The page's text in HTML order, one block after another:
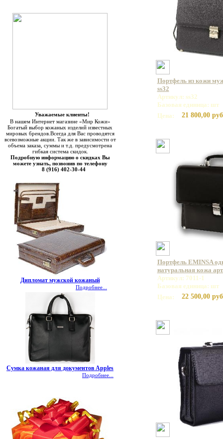
Уважаемые клиенты!
В нашем Интернет магазине «Мир Кожи»
Богатый выбор кожаных изделий известных
мировых брендов.Всегда для Вас проводятся
всевозможные акции. Так же в зависимости от
объема заказа, суммы и т.д. предусмотрена
гибкая система скидок.
Подробную информацию о скидках Вы
можете узнать, позвонив по телефону
8 (916) 402-30-44
Дипломат мужской кожаный
Подробнее...
Сумка кожаная для документов Apples
Подробнее...
Портфель из кожи
ss32
Артикул: ss32
Базовая единица: шт
Цена:
21 800,00
Портфель EMINSA
натуральная кожа
Артикул: 7011-1
Базовая единица: шт
Цена:
22 500,00